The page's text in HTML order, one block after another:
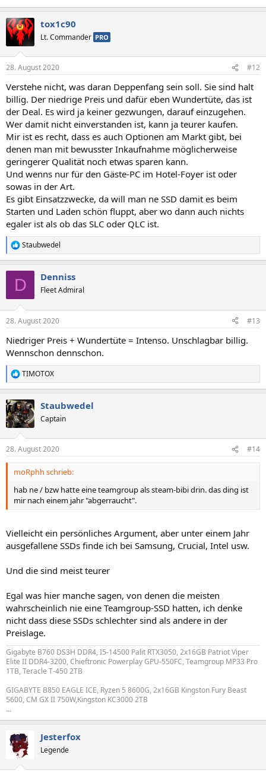
tox1c90
Lt. Commander PRO
28. August 2020 #12
Verstehe nicht, was daran Deppenfang sein soll. Sie sind halt
billig. Der niedrige Preis und dafür eben Wundertüte, das ist
der Deal. Es wird ja keiner gezwungen, darauf einzugehen.
Wer damit nicht einverstanden ist, kann ja teurer kaufen.
Mir ist es recht, dass es auch Optionen am Markt gibt, bei
denen man mit bewusster Inkaufnahme möglicherweise
geringerer Qualität noch etwas sparen kann.
Und wenns nur für den Gäste-PC im Hotel-Foyer ist oder
sowas in der Art.
Es gibt Einsatzzwecke, da will man ne SSD damit es beim
Starten und Laden schön fluppt, aber wo dann auch nichts
egaler ist als ob das SLC oder QLC ist.
R
e
e
:
Staubwedel
D Denniss
Fleet Admiral
28. August 2020 #13
Niedriger Preis + Wundertüte = Intenso. Unschlagbar billig.
Wennschon dennschon.
R
e
k
t
i
e
n
TIMOTOX
Staubwedel
Captain
28. August 2020 #14
moRphh schrieb:
hab ne / bzw hatte eine teamgroup als steam-bibi drin. das ding ist
mir nach einem jahr "abgerraucht".
Vielleicht ein persönliches Argument, aber unter einem Jahr
ausgefallene SSDs finde ich bei Samsung, Crucial, Intel usw.
Und die sind meist teurer
Egal was hier manche sagen, von denen die meisten
wahrscheinlich nie eine Teamgroup-SSD hatten, ich denke
nicht dass diese SSDs schlechter sind als andere in der
Preislage.
Gigabyte B760 DS3H DDR4, I5-14500 Palit RTX3050, 2x16GB Patriot Viper
Elite II DDR4-3200, Chieftronic Powerplay GPU-550FC, Teamgroup MP33 Pro
1TB, Teracle T-450 2TB
GIGABYTE B850 EAGLE ICE, Ryzen 5 8600G, 2x16GB Kingston Fury Beast
5600, CM GX II 750W,Kingston KC3000 2TB
...
Jesterfox
Legende